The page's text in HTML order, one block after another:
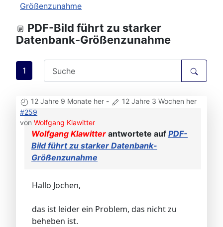
Größenzunahme
PDF-Bild führt zu starker
Datenbank-Größenzunahme
1
12 Jahre 9 Monate her -
12 Jahre 3 Wochen her
#259
von Wolfgang Klawitter
Wolfgang Klawitter antwortete auf PDF-
Bild führt zu starker Datenbank-
Größenzunahme
Hallo Jochen,
das ist leider ein Problem, das nicht zu
beheben ist.